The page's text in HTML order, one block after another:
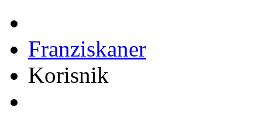
Franziskaner
Korisnik